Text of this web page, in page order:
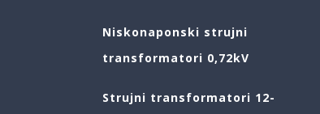
Niskonaponski strujni
transformatori 0,72kV
Strujni transformatori 12-